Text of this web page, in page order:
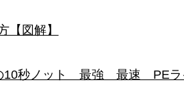
図解】
10秒ノット 最強 最速 PEラ